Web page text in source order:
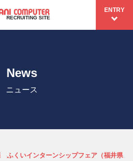
RECRUITING SITE
ENTRY
News
ニュース
ふくいインターンシップフェア（福井県